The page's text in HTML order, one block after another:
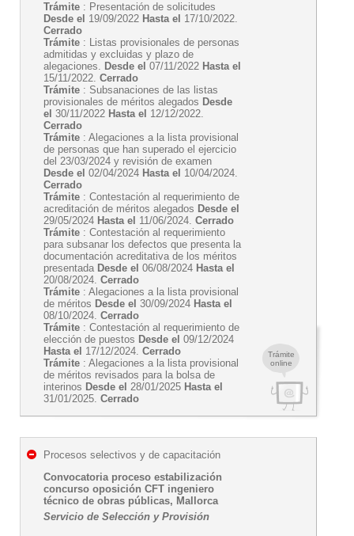
Trámite
online
Trámite : Presentación de solicitudes
Desde el 19/09/2022 Hasta el 17/10/2022.
Cerrado
Trámite : Listas provisionales de personas
admitidas y excluidas y plazo de
alegaciones. Desde el 07/11/2022 Hasta el
15/11/2022. Cerrado
Trámite : Subsanaciones de las listas
provisionales de méritos alegados Desde
el 30/11/2022 Hasta el 12/12/2022.
Cerrado
Trámite : Alegaciones a la lista provisional
de personas que han superado el ejercicio
del 23/03/2024 y revisión de examen
Desde el 02/04/2024 Hasta el 10/04/2024.
Cerrado
Trámite : Contestación al requerimiento de
acreditación de méritos alegados Desde el
29/05/2024 Hasta el 11/06/2024. Cerrado
Trámite : Contestación al requerimiento
para subsanar los defectos que presenta la
documentación acreditativa de los méritos
presentada Desde el 06/08/2024 Hasta el
20/08/2024. Cerrado
Trámite : Alegaciones a la lista provisional
de méritos Desde el 30/09/2024 Hasta el
08/10/2024. Cerrado
Trámite : Contestación al requerimiento de
elección de puestos Desde el 09/12/2024
Hasta el 17/12/2024. Cerrado
Trámite : Alegaciones a la lista provisional
de méritos revisados para la bolsa de
interinos Desde el 28/01/2025 Hasta el
31/01/2025. Cerrado
Procesos selectivos y de capacitación
Convocatoria proceso estabilización
concurso oposición CFT ingeniero
técnico de obras públicas, Mallorca
Servicio de Selección y Provisión